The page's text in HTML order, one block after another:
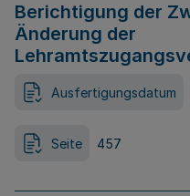
Berichtigung der
Änderung der
Ausfertigungsdatum
Seite 457